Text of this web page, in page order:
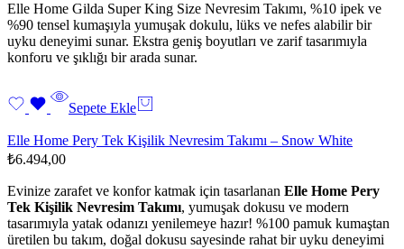
Elle Home Gilda Super King Size Nevresim Takımı, %10 ipek ve
%90 tensel kumaşıyla yumuşak dokulu, lüks ve nefes alabilir bir
uyku deneyimi sunar. Ekstra geniş boyutları ve zarif tasarımıyla
konforu ve şıklığı bir arada sunar.
Sepete Ekle
Elle Home Pery Tek Kişilik Nevresim Takımı – Snow White
₺6.494,00
Evinize zarafet ve konfor katmak için tasarlanan Elle Home Pery
Tek Kişilik Nevresim Takımı, yumuşak dokusu ve modern
tasarımıyla yatak odanızı yenilemeye hazır! %100 pamuk kumaştan
üretilen bu takım, doğal dokusu sayesinde rahat bir uyku deneyimi